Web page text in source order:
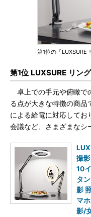
第1位の「LUXSURE
第1位 LUXSURE リン
卓上での手元や俯瞰で
る点が大きな特徴の商品
による給電に対応してお
会議など、さまざまなシ
撮
10
タ
影
マ
影/